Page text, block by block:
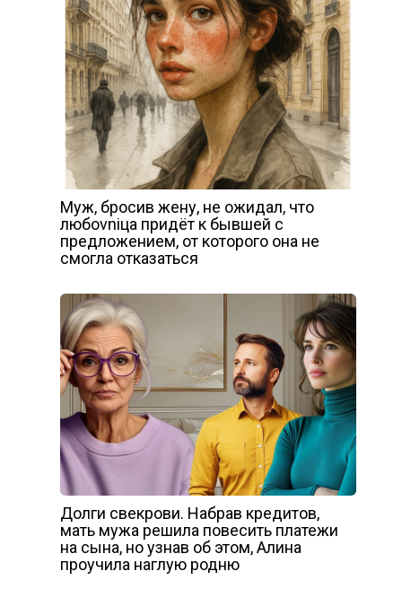
Муж, бросив жену, не ожидал, что
любоvniца придёт к бывшей с
предложением, от которого она не
смогла отказаться
Долги свекрови. Набрав кредитов,
мать мужа решила повесить платежи
на сына, но узнав об этом, Алина
проучила наглую родню